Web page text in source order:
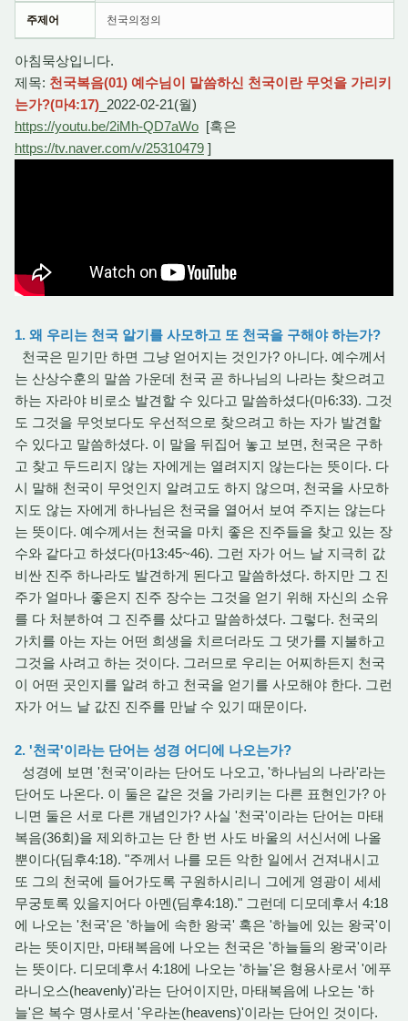
주제어 천국의정의
아침묵상입니다.
제목: 천국복음(01) 예수님이 말씀하신 천국이란 무엇을 가리키
는가?(마4:17) _2022-02-21(월)
https://youtu.be/2iMh-QD7aWo [혹은
https://tv.naver.com/v/25310479 ]
1. 왜 우리는 천국 알기를 사모하고 또 천국을 구해야 하는가?
천국은 믿기만 하면 그냥 얻어지는 것인가? 아니다. 예수께서
는 산상수훈의 말씀 가운데 천국 곧 하나님의 나라는 찾으려고
하는 자라야 비로소 발견할 수 있다고 말씀하셨다(마6:33). 그것
도 그것을 무엇보다도 우선적으로 찾으려고 하는 자가 발견할
수 있다고 말씀하셨다. 이 말을 뒤집어 놓고 보면, 천국은 구하
고 찾고 두드리지 않는 자에게는 열려지지 않는다는 뜻이다. 다
시 말해 천국이 무엇인지 알려고도 하지 않으며, 천국을 사모하
지도 않는 자에게 하나님은 천국을 열어서 보여 주지는 않는다
는 뜻이다. 예수께서는 천국을 마치 좋은 진주들을 찾고 있는 장
수와 같다고 하셨다(마13:45~46). 그런 자가 어느 날 지극히 값
비싼 진주 하나라도 발견하게 된다고 말씀하셨다. 하지만 그 진
주가 얼마나 좋은지 진주 장수는 그것을 얻기 위해 자신의 소유
를 다 처분하여 그 진주를 샀다고 말씀하셨다. 그렇다. 천국의
가치를 아는 자는 어떤 희생을 치르더라도 그 댓가를 지불하고
그것을 사려고 하는 것이다. 그러므로 우리는 어찌하든지 천국
이 어떤 곳인지를 알려 하고 천국을 얻기를 사모해야 한다. 그런
자가 어느 날 값진 진주를 만날 수 있기 때문이다.
2. '천국'이라는 단어는 성경 어디에 나오는가?
성경에 보면 '천국'이라는 단어도 나오고, '하나님의 나라'라는
단어도 나온다. 이 둘은 같은 것을 가리키는 다른 표현인가? 아
니면 둘은 서로 다른 개념인가? 사실 '천국'이라는 단어는 마태
복음(36회)을 제외하고는 단 한 번 사도 바울의 서신서에 나올
뿐이다(딤후4:18). "주께서 나를 모든 악한 일에서 건져내시고
또 그의 천국에 들어가도록 구원하시리니 그에게 영광이 세세
무궁토록 있을지어다 아멘(딤후4:18)." 그런데 디모데후서 4:18
에 나오는 '천국'은 '하늘에 속한 왕국' 혹은 '하늘에 있는 왕국'이
라는 뜻이지만, 마태복음에 나오는 천국은 '하늘들의 왕국'이라
는 뜻이다. 디모데후서 4:18에 나오는 '하늘'은 형용사로서 '에푸
라니오스(heavenly)'라는 단어이지만, 마태복음에 나오는 '하
늘'은 복수 명사로서 '우라논(heavens)'이라는 단어인 것이다.